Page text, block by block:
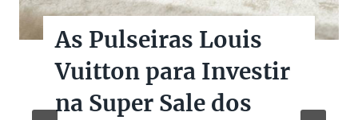
As Pulseiras Louis
Vuitton para Investir
na Super Sale dos